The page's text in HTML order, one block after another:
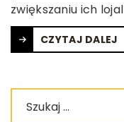
zwiększaniu ich
CZYTAJ DALEJ